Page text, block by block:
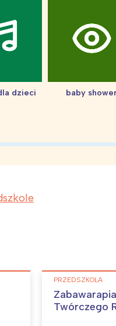
dzieci baby shower
PRZEDSZKOLA
Twórczego